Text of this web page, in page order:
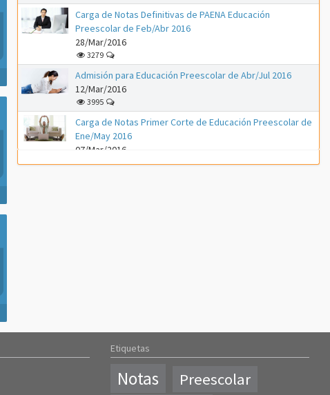
Carga de Notas Definitivas de PAENA Educación
Preescolar de Feb/Abr 2016
28/Mar/2016
3279
Admisión para Educación Preescolar de Abr/Jul 2016
12/Mar/2016
3995
Carga de Notas Primer Corte de Educación Preescolar de
Ene/May 2016
07/Mar/2016
2954
15/Feb/2016
Etiquetas
Notas Preescolar